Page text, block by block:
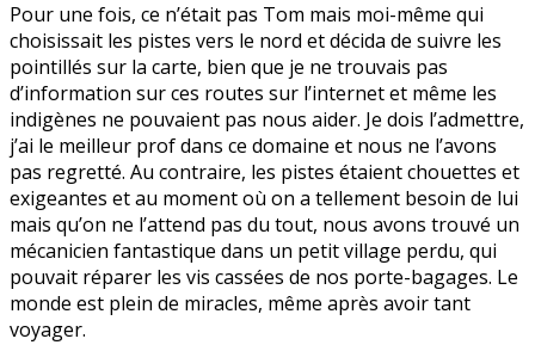
Pour une fois, ce n’était pas Tom mais moi-même qui
choisissait les pistes vers le nord et décida de suivre les
pointillés sur la carte, bien que je ne trouvais pas
d’information sur ces routes sur l’internet et même les
indigènes ne pouvaient pas nous aider. Je dois l’admettre,
j’ai le meilleur prof dans ce domaine et nous ne l’avons
pas regretté. Au contraire, les pistes étaient chouettes et
exigeantes et au moment où on a tellement besoin de lui
mais qu’on ne l’attend pas du tout, nous avons trouvé un
mécanicien fantastique dans un petit village perdu, qui
pouvait réparer les vis cassées de nos porte-bagages. Le
monde est plein de miracles, même après avoir tant
voyager.